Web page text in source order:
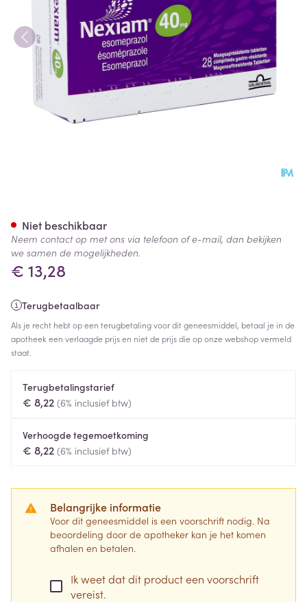
€ 13,28
Terugbetaalbaar
Als je recht hebt op een terugbetaling voor dit geneesmiddel, betaal je in de
apotheek een verlaagde prijs en niet de prijs die op onze webshop vermeld
staat.
Terugbetalingstarief
€ 8,22 (6% inclusief btw)
Verhoogde tegemoetkoming
€ 8,22 (6% inclusief btw)
Belangrijke informatie
Voor dit geneesmiddel is een voorschrift nodig. Na
beoordeling door de apotheker kan je het komen
afhalen en betalen.
Ik weet dat dit product een voorschrift
vereist.
Niet beschikbaar
Neem contact op met ons via telefoon of e-mail, dan bekijken
we samen de mogelijkheden.